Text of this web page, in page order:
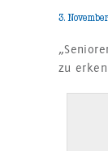
3.
zu